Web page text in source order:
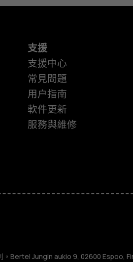
支援
支援中心
常見問題
用户指南
軟件更新
服務與維修
Bertel Jungin aukio 9, 02600 Espoo,